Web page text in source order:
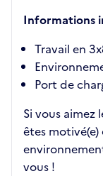
Informations
Travail en
Port de
Si vous
êtes
vous !